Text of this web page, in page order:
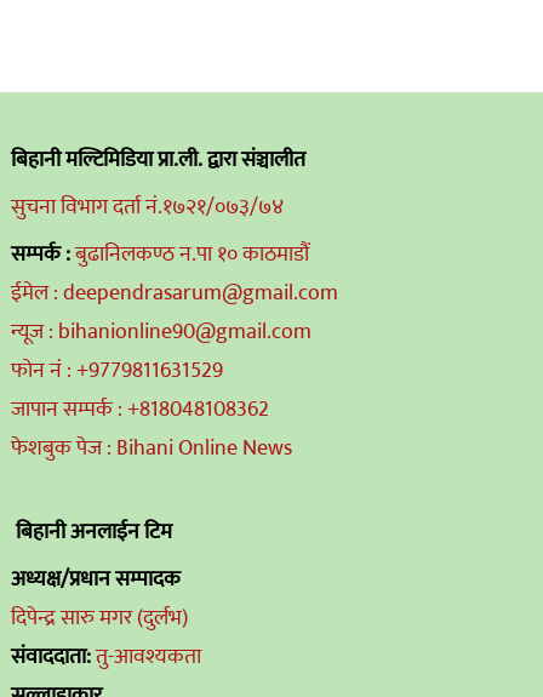
बिहानी मल्टिमिडिया प्रा.ली. द्वारा संञ्चालीत
सुचना विभाग दर्ता नं.१७२१/०७३/७४
सम्पर्क :बुढानिलकण्ठ न.पा १० काठमाडौं
ईमेल : deependrasarum@gmail.com
न्यूज : bihanionline90@gmail.com
फोन नं : +9779811631529
जापान सम्पर्क : +818048108362
फेशबुक पेज : Bihani Online News
बिहानी अनलाईन टिम
अध्यक्ष/प्रधान सम्पादक
दिपेन्द्र सारु मगर (दुर्लभ)
संवाददाता:तु-आवश्यकता